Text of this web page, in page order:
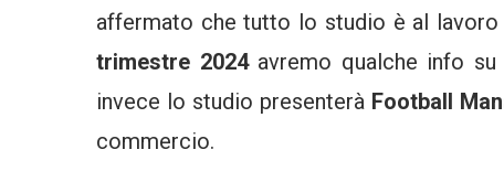
affermato che tutto lo studio è al
trimestre 2024 avremo qualche info su
invece lo studio presenterà Football
commercio.